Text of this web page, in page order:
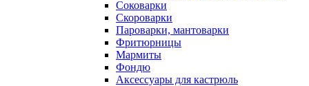
Соковарки
Скороварки
Пароварки, мантоварки
Фритюрницы
Мармиты
Фондю
Аксессуары для кастрюль